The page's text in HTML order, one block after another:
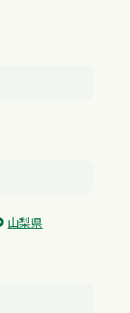
山梨県